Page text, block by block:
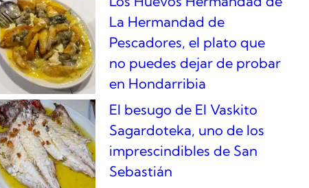
La Hermandad de
Pescadores, el plato que
no puedes dejar de probar
en Hondarribia
El besugo de El Vaskito
Sagardoteka, uno de los
imprescindibles de San
Sebastián